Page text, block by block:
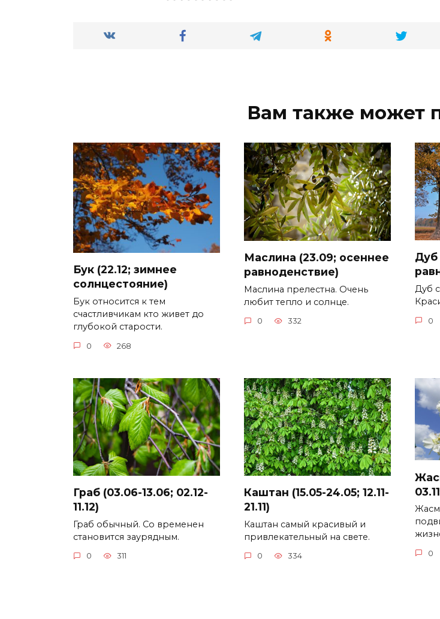
Вам также может
Бук (22.12; зимнее
солнцестояние)
Бук относится к тем
счастливчикам кто живет до
глубокой старости.
0 268
Маслина (23.09; осеннее
равноденствие)
Маслина прелестна. Очень
любит тепло и солнце.
0 332
Дуб
Дуб
0
Граб (03.06-13.06; 02.12-
11.12)
Граб обычный. Со временен
становится заурядным.
0 311
Каштан (15.05-24.05; 12.11-
21.11)
Каштан самый красивый и
привлекательный на свете.
0 334 0